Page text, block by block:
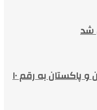
شد
افزایش حجم تجارت بین ایران و پاکستان به رقم ۱۰